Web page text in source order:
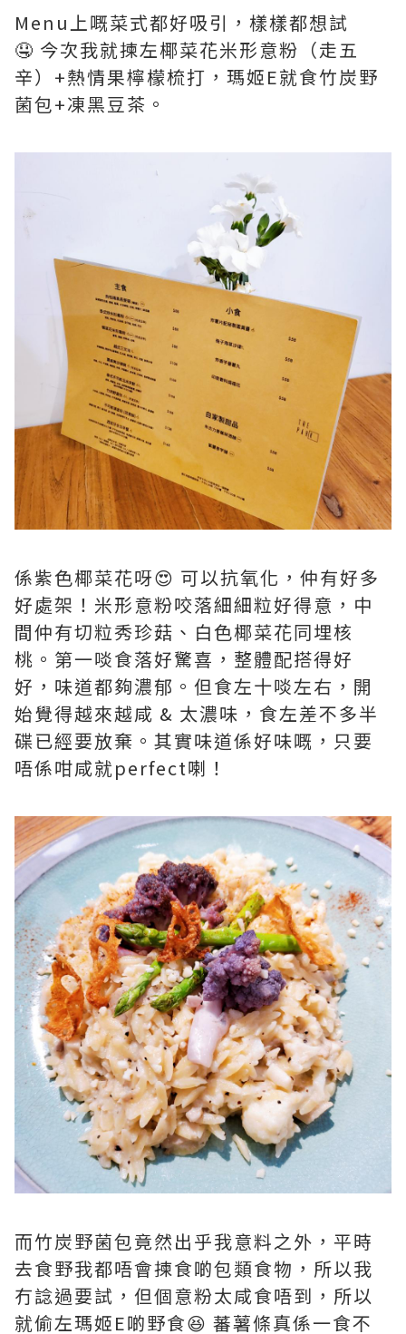
Menu上嘅菜式都好吸引，樣樣都想試
🤤 今次我就揀左椰菜花米形意粉（走五
辛）+熱情果檸檬梳打，瑪姬E就食竹炭野
菌包+凍黑豆茶。
係紫色椰菜花呀😍 可以抗氧化，仲有好多
好處架！米形意粉咬落細細粒好得意，中
間仲有切粒秀珍菇、白色椰菜花同埋核
桃。第一啖食落好驚喜，整體配搭得好
好，味道都夠濃郁。但食左十啖左右，開
始覺得越來越咸 & 太濃味，食左差不多半
碟已經要放棄。其實味道係好味嘅，只要
唔係咁咸就perfect喇！
而竹炭野菌包竟然出乎我意料之外，平時
去食野我都唔會揀食啲包類食物，所以我
冇諗過要試，但個意粉太咸食唔到，所以
就偷左瑪姬E啲野食😆 蕃薯條真係一食不